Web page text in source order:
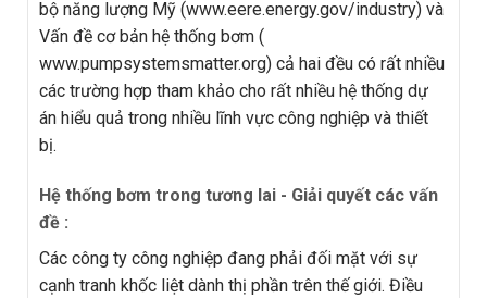
bộ năng lượng Mỹ (www.eere.energy.gov/industry) và
Vấn đề cơ bản hệ thống bơm (
www.pumpsystemsmatter.org) cả hai đều có rất nhiều
các trường hợp tham khảo cho rất nhiều hệ thống dự
án hiểu quả trong nhiều lĩnh vực công nghiệp và thiết
bị.
Hệ thống bơm trong tương lai - Giải quyết các vấn
đề :
Các công ty công nghiệp đang phải đối mặt với sự
cạnh tranh khốc liệt dành thị phần trên thế giới. Điều